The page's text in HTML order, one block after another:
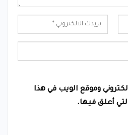
وموقع الويب في هذا
أعلق فيها.